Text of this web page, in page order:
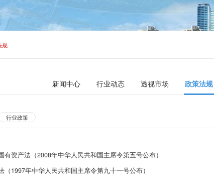
规
新闻中心 行业动态 透视市场 政策法规
行业政策
有资产法（2008年中华人民共和国主席令第五号公布）
（1997年中华人民共和国主席令第九十一号公布）